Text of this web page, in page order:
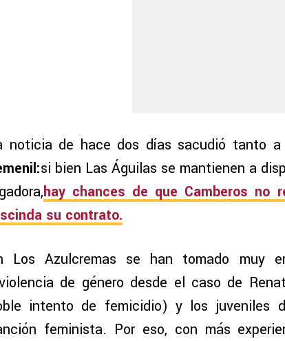
noticia de hace dos días sacudió tanto
si bien Las Águilas se mantienen a
hay chances de que Camberos no
su contrato.
Los Azulcremas se han tomado muy
de género desde el caso de
intento de femicidio) y los juveniles
feminista. Por eso, con más